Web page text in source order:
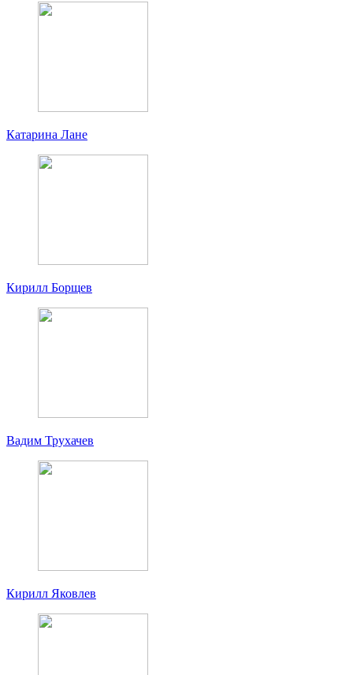
Катарина Лане
Кирилл Борщев
Вадим Трухачев
Кирилл Яковлев